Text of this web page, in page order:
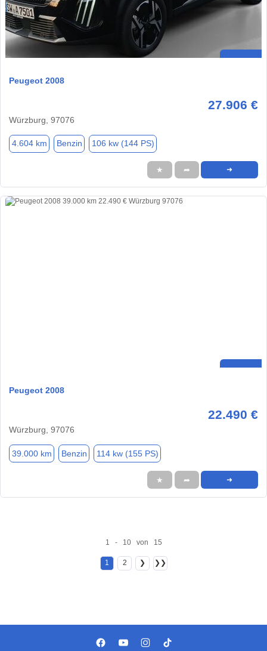
Peugeot 2008
27.906 €
Würzburg, 97076
4.604 km Benzin 106 kw (144 PS)
★ ➦ ➜
Peugeot 2008
22.490 €
Würzburg, 97076
39.000 km Benzin 114 kw (155 PS)
★ ➦ ➜
1 - 10 von 15
1 2 ❯ ❯❯